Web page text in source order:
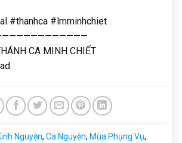
#thanhca #lmminhchiet
CA MINH CHIẾT
Nguyện, Ca Nguyện, Mùa Phụng Vụ,